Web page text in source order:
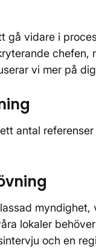
gå vidare i
chefen,
vi mer på
antal
lokaler
och en